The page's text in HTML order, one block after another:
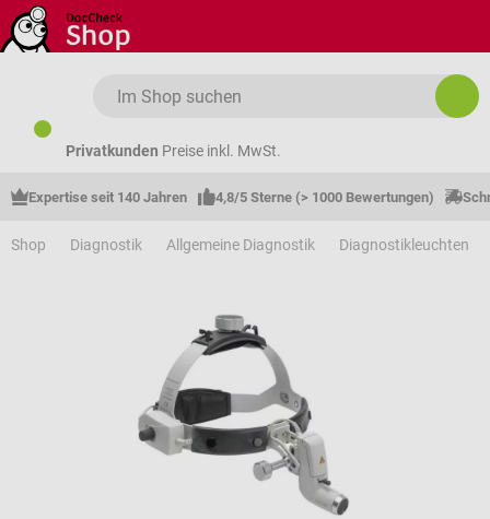
Zum Hauptinhalt springen
Privatkunden Preise inkl. MwSt.
Expertise seit 140 Jahren 4,8/5 Sterne (> 1000 Bewertungen)
Shop Diagnostik Allgemeine Diagnostik Diagnostikleuchten